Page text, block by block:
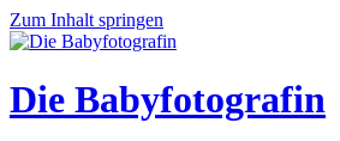
Zum Inhalt springen
Die Babyfotografin